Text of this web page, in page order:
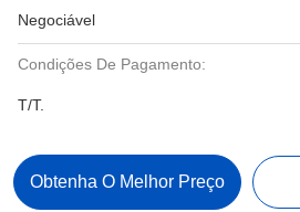
Negociável
Condições De Pagamento:
T/T.
Obtenha O Melhor Preço